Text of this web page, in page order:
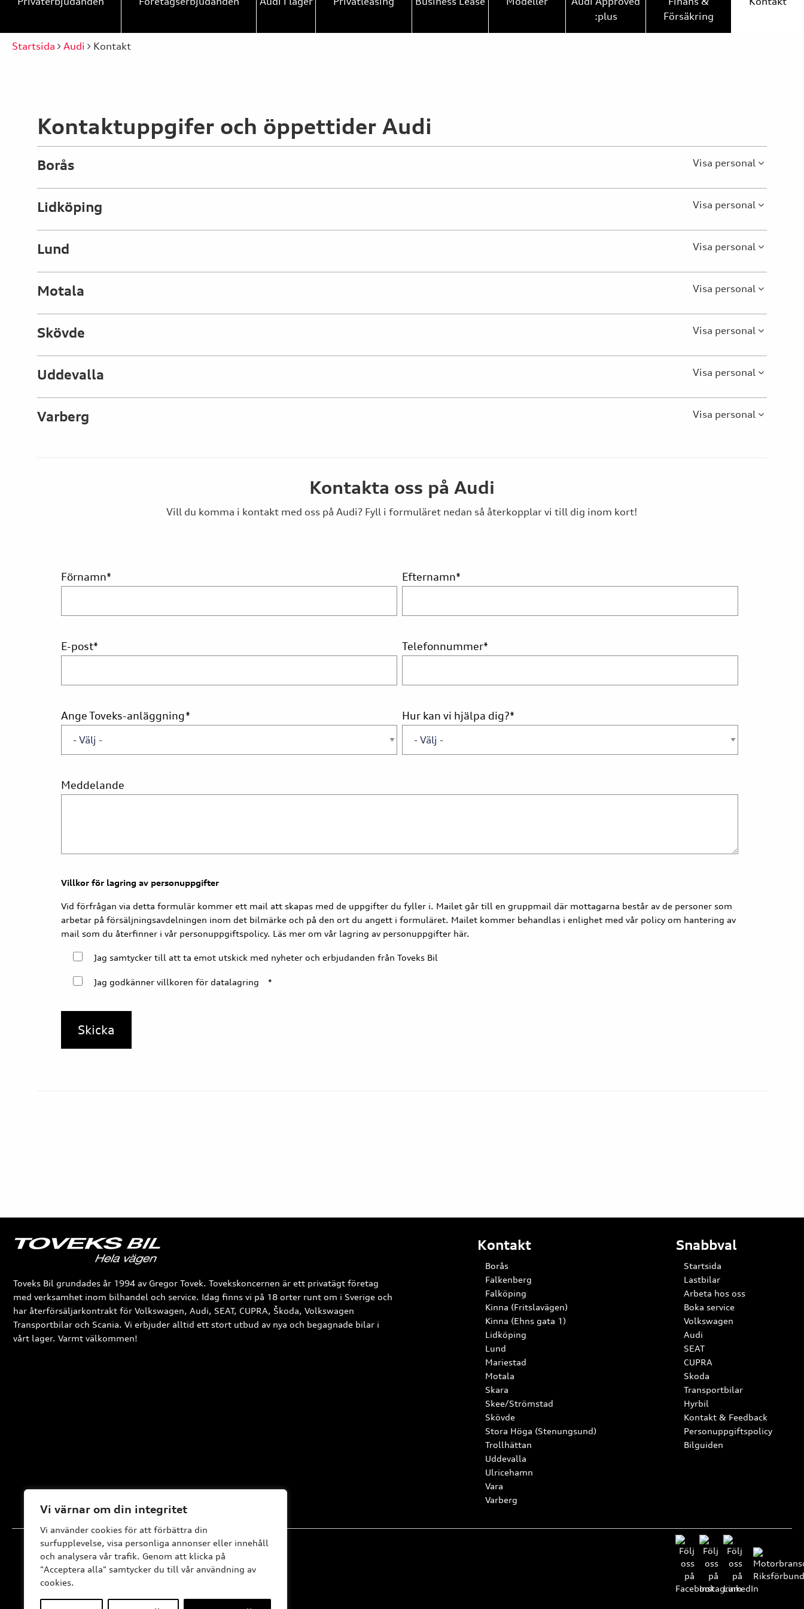
Vi värnar om din integritet
Vi använder cookies för att förbättra din
surfupplevelse, visa personliga annonser eller innehåll
och analysera vår trafik. Genom att klicka på
"Acceptera alla" samtycker du till vår användning av
cookies.
:plus
Försäkring
Startsida Audi Kontakt
Kontaktuppgifer och öppettider Audi
Borås Visa personal
Lidköping Visa personal
Lund Visa personal
Motala Visa personal
Skövde Visa personal
Uddevalla Visa personal
Varberg Visa personal
Kontakta oss på Audi
Vill du komma i kontakt med oss på Audi? Fyll i formuläret nedan så återkopplar vi till dig inom kort!
Förnamn* Efternamn*
E-post* Telefonnummer*
Ange Toveks-anläggning* Hur kan vi hjälpa dig?*
Meddelande
Villkor för lagring av personuppgifter
Vid förfrågan via detta formulär kommer ett mail att skapas med de uppgifter du fyller i. Mailet går till en gruppmail där mottagarna består av de personer som
arbetar på försäljningsavdelningen inom det bilmärke och på den ort du angett i formuläret. Mailet kommer behandlas i enlighet med vår policy om hantering av
mail som du återfinner i vår personuppgiftspolicy. Läs mer om vår lagring av personuppgifter här.
Jag samtycker till att ta emot utskick med nyheter och erbjudanden från Toveks Bil
Jag godkänner villkoren för datalagring *
Toveks Bil grundades år 1994 av Gregor Tovek. Tovekskoncernen är ett privatägt företag
med verksamhet inom bilhandel och service. Idag finns vi på 18 orter runt om i Sverige och
har återförsäljarkontrakt för Volkswagen, Audi, SEAT, CUPRA, Škoda, Volkswagen
Transportbilar och Scania. Vi erbjuder alltid ett stort utbud av nya och begagnade bilar i
vårt lager. Varmt välkommen!
Kontakt
Borås
Falkenberg
Falköping
Kinna (Fritslavägen)
Kinna (Ehns gata 1)
Lidköping
Lund
Mariestad
Motala
Skara
Skee/Strömstad
Skövde
Stora Höga (Stenungsund)
Trollhättan
Uddevalla
Ulricehamn
Vara
Varberg
Snabbval
Startsida
Lastbilar
Arbeta hos oss
Boka service
Volkswagen
Audi
SEAT
CUPRA
Skoda
Transportbilar
Hyrbil
Kontakt & Feedback
Personuppgiftspolicy
Bilguiden